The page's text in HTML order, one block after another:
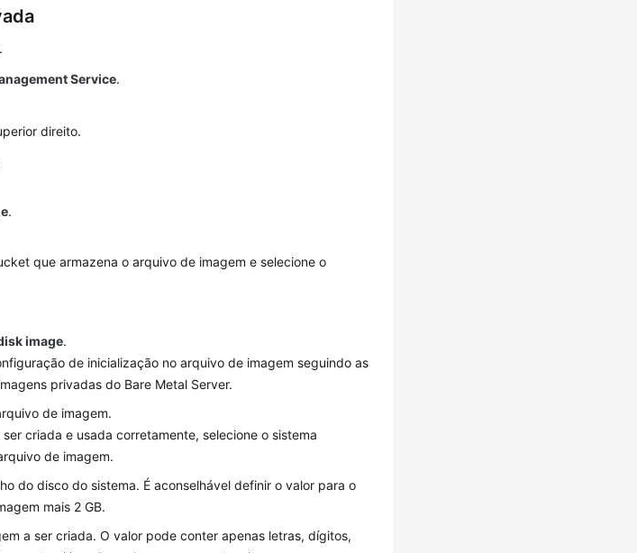
Service.
direito.
.
que armazena o arquivo de imagem e selecione o
image.
de inicialização no arquivo de imagem seguindo as
privadas do Bare Metal Server.
de imagem.
criada e usada corretamente, selecione o sistema
de imagem.
do disco do sistema. É aconselhável definir o valor para o
mais 2 GB.
a ser criada. O valor pode conter apenas letras, dígitos,